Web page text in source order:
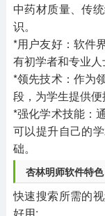
中药材质量、传
识。
*用户友好：软件
有初学者和专业人
*领先技术：作为
段，为学生提供便
*强化学术技能：
可以提升自己的
础。
杏林明师软件特色
快速搜索所需的